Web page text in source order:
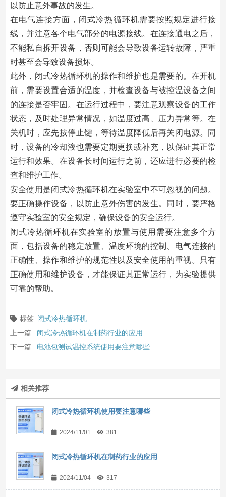
以防止意外事故的发生。
在电气连接方面，闭式冷热循环机需要按照规定进行接
线，并注意各个电气部分的电源接线。在连接通电之后，
不能私自拆开设备，否则可能会导致设备运转故障，严重
时甚至会导致设备损坏。
此外，闭式冷热循环机的操作和维护也是需要的。在开机
前，需要设置合适的温度，并检查设备与被控温设备之间
的连接是否牢固。在运行过程中，要注意观察设备的工作
状态，及时处理异常情况，如温度过高、压力异常等。在
关机时，应先按停止键，等待温度降低后再关闭电源。同
时，设备的冷却液也需要定期更换或补充，以保证其正常
运行和效果。在设备长时间运行之前，还应进行必要的检
查和维护工作。
安全使用是闭式冷热循环机在实验室中不可忽视的问题。
要正确操作设备，以防止意外伤害的发生。同时，要严格
遵守实验室的安全规定，确保设备的安全运行。
闭式冷热循环机在实验室的放置与使用需要注意多个方
面，包括设备的稳定放置、温度环境的控制、电气连接的
正确性、操作和维护的规范性以及安全使用的重视。只有
正确使用和维护设备，才能保证其正常运行，为实验提供
可靠的帮助。
标签: 闭式冷热循环机
上一篇: 闭式冷热循环机在制药行业的应用
下一篇: 电池包测试温控系统使用要注意哪些
相关推荐
闭式冷热循环机使用要注意哪些
2024/11/01 381
闭式冷热循环机在制药行业的应用
2024/11/04 317